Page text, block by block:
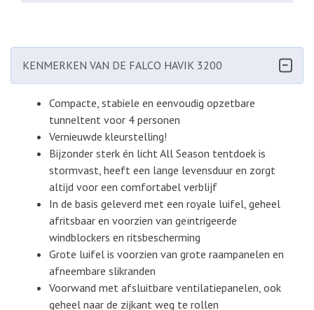
KENMERKEN VAN DE FALCO HAVIK 3200
Compacte, stabiele en eenvoudig opzetbare
tunneltent voor 4 personen
Vernieuwde kleurstelling!
Bijzonder sterk én licht All Season tentdoek is
stormvast, heeft een lange levensduur en zorgt
altijd voor een comfortabel verblijf
In de basis geleverd met een royale luifel, geheel
afritsbaar en voorzien van geïntrigeerde
windblockers en ritsbescherming
Grote luifel is voorzien van grote raampanelen en
afneembare slikranden
Voorwand met afsluitbare ventilatiepanelen, ook
geheel naar de zijkant weg te rollen